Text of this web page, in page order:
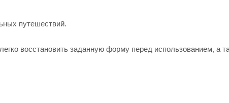
путешествий.
восстановить заданную форму перед использованием, а